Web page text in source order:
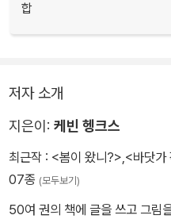
합
저자 소개
지은이: 케빈 헹크스
최근작 : <봄이 왔니?>,<바닷가
07종 (모두보기)
50여 권의 책에 글을 쓰고 그림